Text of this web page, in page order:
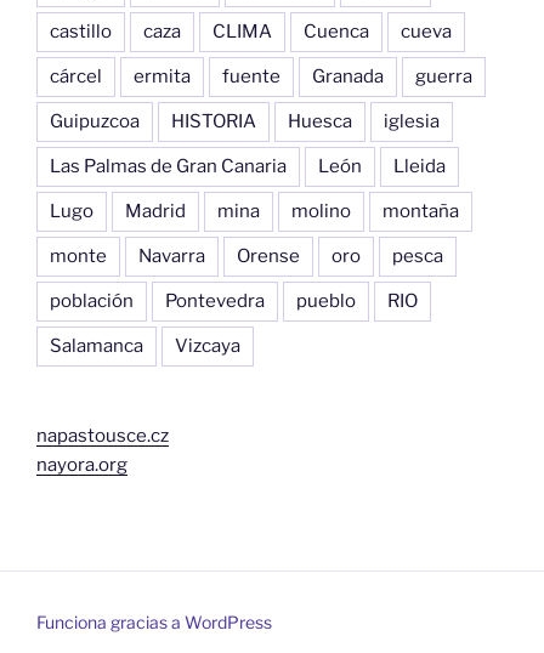
castillo caza CLIMA Cuenca cueva
cárcel ermita fuente Granada guerra
Guipuzcoa HISTORIA Huesca iglesia
Las Palmas de Gran Canaria León Lleida
Lugo Madrid mina molino montaña
monte Navarra Orense oro pesca
población Pontevedra pueblo RIO
Salamanca Vizcaya
napastousce.cz
nayora.org
Funciona gracias a WordPress